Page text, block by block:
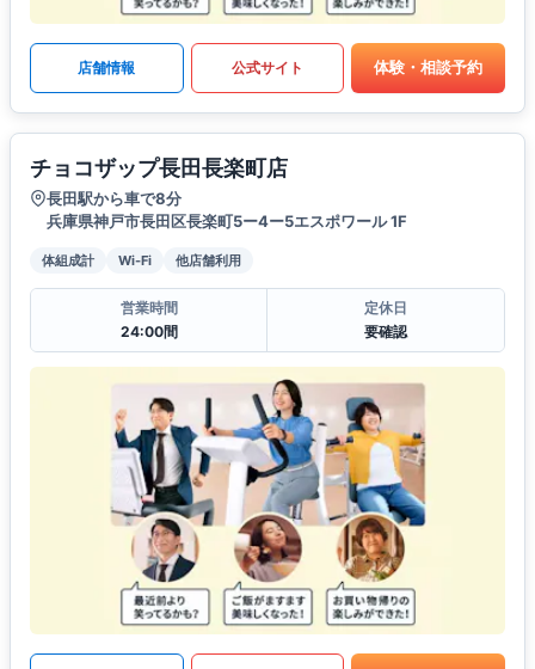
店舗情報 公式サイト 体験・相談予約
チョコザップ長田長楽町店
長田駅から車で8分
兵庫県神戸市長田区長楽町5ー4ー5エスポワール 1F
体組成計 Wi-Fi 他店舗利用
営業時間
24:00間
定休日
要確認